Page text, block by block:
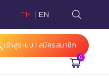
TH EN
เข้าสู่ระบบ | สมัครสมาชิก
0